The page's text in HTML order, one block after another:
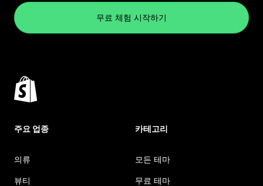
무료 체험 시작하기
주요 업종
의류
뷰티
카테고리
모든 테마
무료 테마